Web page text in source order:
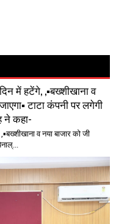
में हटेंगे, ,▪️बख्शीखाना व
टाटा कंपनी पर लगेगी
ने कहा-
व नया बाजार को जी